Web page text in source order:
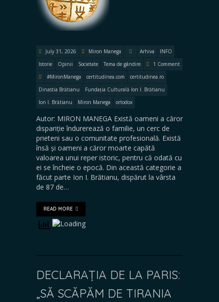
July 31, 2026 Miron Manega Arhiva
INFO
Istorie
Opinii Societate Tema de gândire
1 Comment
#MironManega
certitudinea.com
certitudinea.ro
Dinastia Brătianu
Fundația Culturală Ion I. Brătianu
Ion I. Brătianu
Miron Manega ortodox
Autor: MIRON MANEGA Există oameni a căror
dispariție îndurerează o familie, un cerc de
prieteni sau o comunitate profesională. Există
însă și oameni a căror moarte capătă
valoarea unui reper istoric, pentru că odată cu
ei se încheie o epocă. Din această categorie a
făcut parte Ion I. Brătianu, dispărut la vârsta
de 87 de…
READ MORE
DECLARAȚIA DE LA PARIS:
„SĂ SCĂPĂM DE TIRANIA